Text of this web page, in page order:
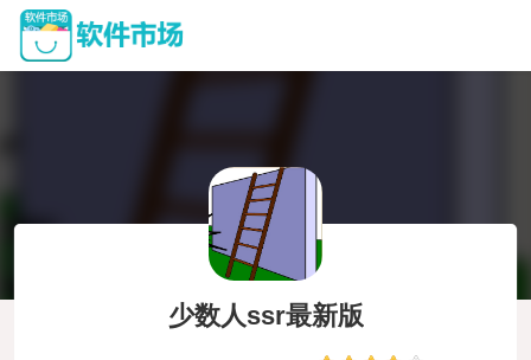
少数人ssr最新版